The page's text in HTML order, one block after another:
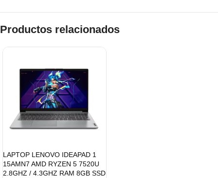
Productos relacionados
LAPTOP LENOVO IDEAPAD 1
15AMN7 AMD RYZEN 5 7520U
2.8GHZ / 4.3GHZ RAM 8GB SSD